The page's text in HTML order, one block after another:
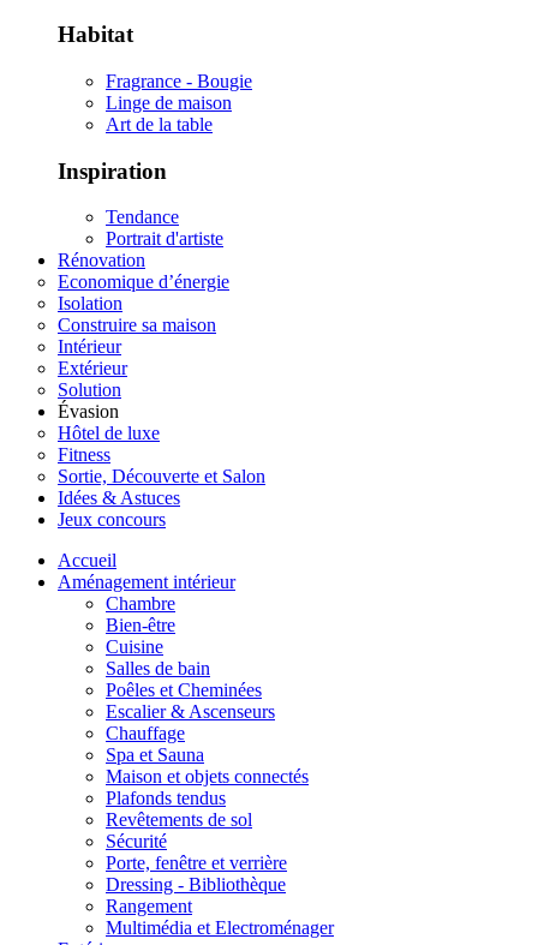
Habitat
Fragrance - Bougie
Linge de maison
Art de la table
Inspiration
Tendance
Portrait d'artiste
Rénovation
Economique d’énergie
Isolation
Construire sa maison
Intérieur
Extérieur
Solution
Évasion
Hôtel de luxe
Fitness
Sortie, Découverte et Salon
Idées & Astuces
Jeux concours
Accueil
Aménagement intérieur
Chambre
Bien-être
Cuisine
Salles de bain
Poêles et Cheminées
Escalier & Ascenseurs
Chauffage
Spa et Sauna
Maison et objets connectés
Plafonds tendus
Revêtements de sol
Sécurité
Porte, fenêtre et verrière
Dressing - Bibliothèque
Rangement
Multimédia et Electroménager